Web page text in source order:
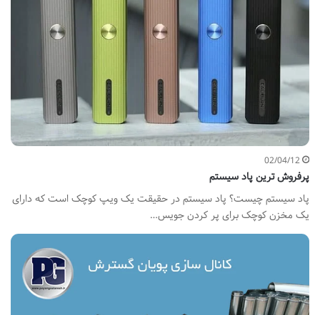
02/04/12
پرفروش ترین پاد سیستم
پاد سیستم چیست؟ پاد سیستم در حقیقت یک ویپ کوچک است که دارای
یک مخزن کوچک برای پر کردن جویس…